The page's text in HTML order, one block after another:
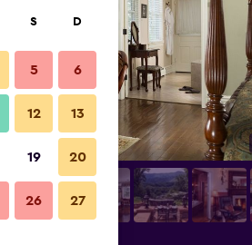
S D
5 6
12 13
19 20
26 27